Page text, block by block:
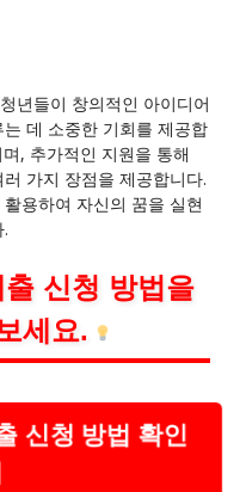
년들이 창의적인 아이디어
데 소중한 기회를 제공합
, 추가적인 지원을 통해
가지 장점을 제공합니다.
용하여 자신의 꿈을 실현
신청 방법을
세요.
신청 방법 확인